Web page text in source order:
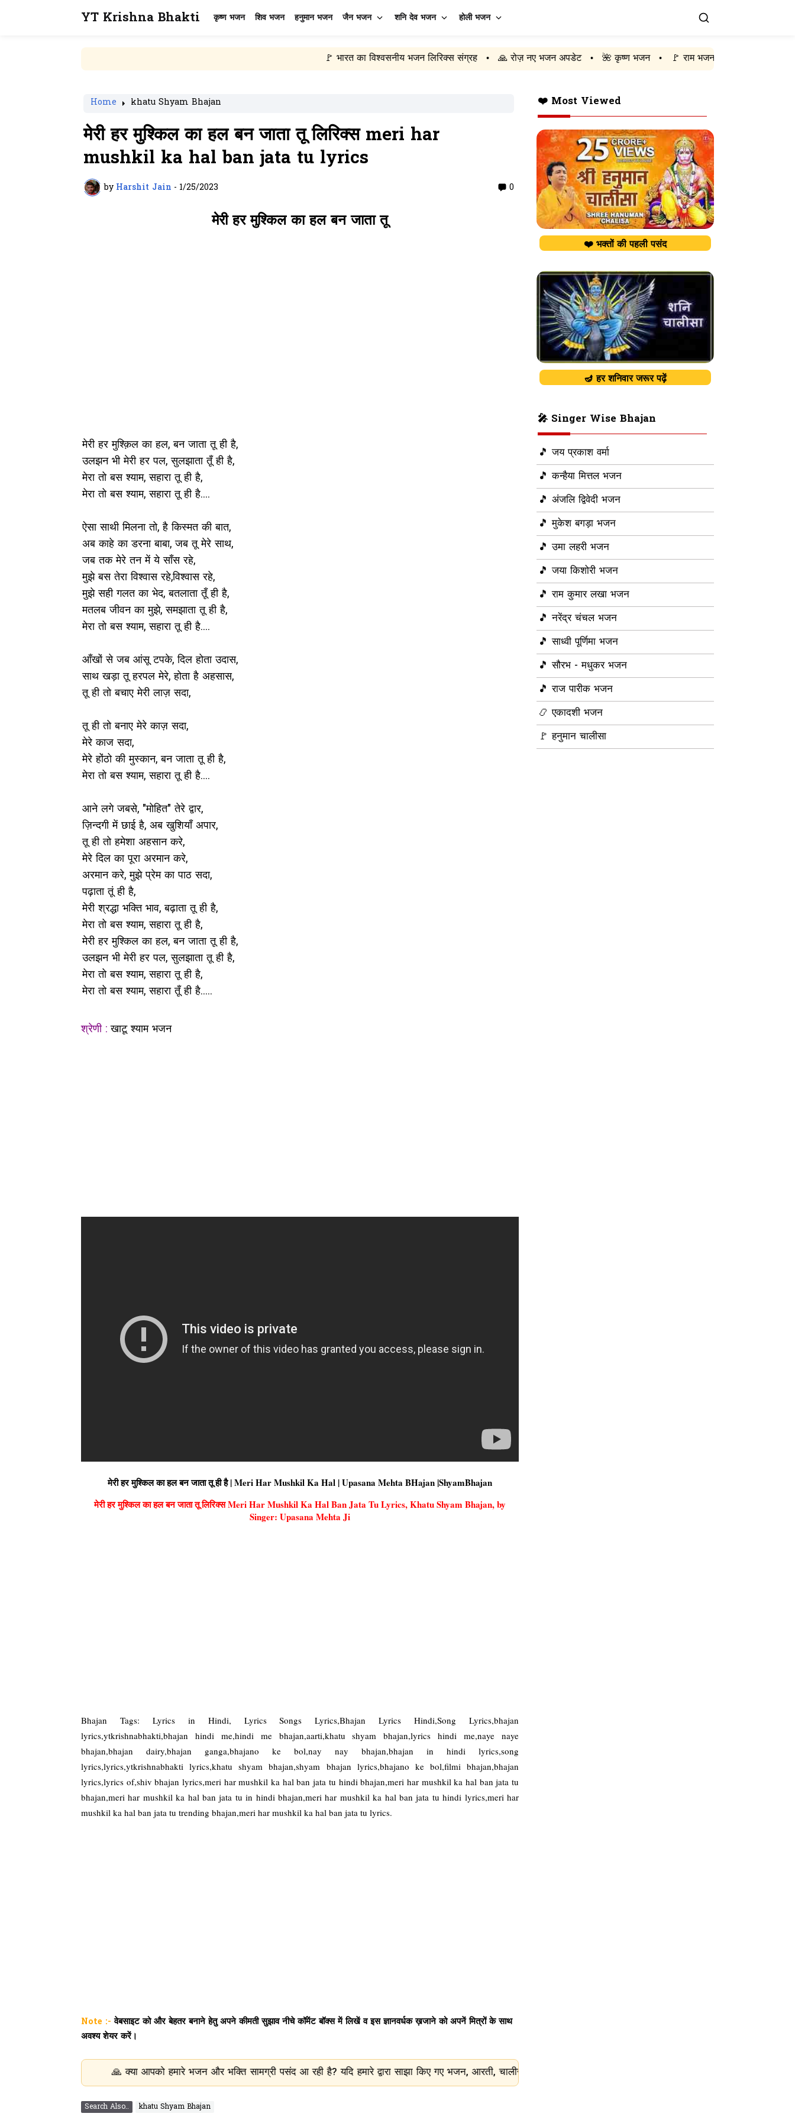
YT Krishna Bhakti कृष्ण भजन शिव भजन हनुमान भजन जैन भजन शनि देव भजन होली भजन
🚩 भारत का विश्वसनीय भजन लिरिक्स संग्रह • 🙏 रोज़ नए भजन अपडेट • 🌺 कृष्ण भजन • 🚩 राम भजन • 🔱 शिव भजन
Home khatu Shyam Bhajan
मेरी हर मुश्किल का हल बन जाता तू लिरिक्स meri har
mushkil ka hal ban jata tu lyrics
by Harshit Jain - 1/25/2023 0
मेरी हर मुश्किल का हल बन जाता तू
मेरी हर मुश्क़िल का हल, बन जाता तू ही है,
उलझन भी मेरी हर पल, सुलझाता तूँ ही है,
मेरा तो बस श्याम, सहारा तू ही है,
मेरा तो बस श्याम, सहारा तू ही है....
ऐसा साथी मिलना तो, है किस्मत की बात,
अब काहे का डरना बाबा, जब तू मेरे साथ,
जब तक मेरे तन में ये साँस रहे,
मुझे बस तेरा विश्वास रहे,विश्वास रहे,
मुझे सही गलत का भेद, बतलाता तूँ ही है,
मतलब जीवन का मुझे, समझाता तू ही है,
मेरा तो बस श्याम, सहारा तू ही है....
आँखों से जब आंसू टपके, दिल होता उदास,
साथ खड़ा तू हरपल मेरे, होता है अहसास,
तू ही तो बचाए मेरी लाज़ सदा,
तू ही तो बनाए मेरे काज़ सदा,
मेरे काज सदा,
मेरे होंठो की मुस्कान, बन जाता तू ही है,
मेरा तो बस श्याम, सहारा तू ही है....
आने लगे जबसे, "मोहित" तेरे द्वार,
ज़िन्दगी में छाई है, अब खुशियाँ अपार,
तू ही तो हमेशा अहसान करे,
मेरे दिल का पूरा अरमान करे,
अरमान करे, मुझे प्रेम का पाठ सदा,
पढ़ाता तूं ही है,
मेरी श्रद्धा भक्ति भाव, बढ़ाता तू ही है,
मेरा तो बस श्याम, सहारा तू ही है,
मेरी हर मुश्किल का हल, बन जाता तू ही है,
उलझन भी मेरी हर पल, सुलझाता तू ही है,
मेरा तो बस श्याम, सहारा तू ही है,
मेरा तो बस श्याम, सहारा तूँ ही है.....
श्रेणी :खाटू श्याम भजन
मेरी हर मुश्किल का हल बन जाता तू ही है | Meri Har Mushkil Ka Hal | Upasana Mehta BHajan |ShyamBhajan
मेरी हर मुश्किल का हल बन जाता तू लिरिक्स Meri Har Mushkil Ka Hal Ban Jata Tu Lyrics, Khatu Shyam Bhajan, by
Singer: Upasana Mehta Ji
Bhajan Tags: Lyrics in Hindi, Lyrics Songs Lyrics,Bhajan Lyrics Hindi,Song Lyrics,bhajan
lyrics,ytkrishnabhakti,bhajan hindi me,hindi me bhajan,aarti,khatu shyam bhajan,lyrics hindi me,naye naye
bhajan,bhajan dairy,bhajan ganga,bhajano ke bol,nay nay bhajan,bhajan in hindi lyrics,song
lyrics,lyrics,ytkrishnabhakti lyrics,khatu shyam bhajan,shyam bhajan lyrics,bhajano ke bol,filmi bhajan,bhajan
lyrics,lyrics of,shiv bhajan lyrics,meri har mushkil ka hal ban jata tu hindi bhajan,meri har mushkil ka hal ban jata tu
bhajan,meri har mushkil ka hal ban jata tu in hindi bhajan,meri har mushkil ka hal ban jata tu hindi lyrics,meri har
mushkil ka hal ban jata tu trending bhajan,meri har mushkil ka hal ban jata tu lyrics.
Note :- वेबसाइट को और बेहतर बनाने हेतु अपने कीमती सुझाव नीचे कॉमेंट बॉक्स में लिखें व इस ज्ञानवर्धक ख़जाने को अपनें मित्रों के साथ
अवश्य शेयर करें।
🙏 क्या आपको हमारे भजन और भक्ति सामग्री पसंद आ रही है? यदि हमारे द्वारा साझा किए गए भजन, आरती, चालीसा और धार्मिक जानकारी आपके लिए उपयोगी है, तो कृपया हमें अपना सहयोग और
Search Also.. khatu Shyam Bhajan
❤️ Most Viewed
❤️ भक्तों की पहली पसंद
🪔 हर शनिवार जरूर पढ़ें
🎤 Singer Wise Bhajan
🎵 जय प्रकाश वर्मा
🎵 कन्हैया मित्तल भजन
🎵 अंजलि द्विवेदी भजन
🎵 मुकेश बगड़ा भजन
🎵 उमा लहरी भजन
🎵 जया किशोरी भजन
🎵 राम कुमार लखा भजन
🎵 नरेंद्र चंचल भजन
🎵 साध्वी पूर्णिमा भजन
🎵 सौरभ - मधुकर भजन
🎵 राज पारीक भजन
📿 एकादशी भजन
🚩 हनुमान चालीसा